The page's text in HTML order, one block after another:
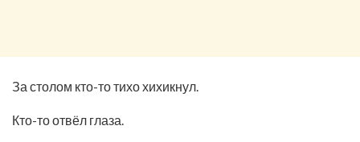
За столом кто-то тихо хихикнул.
Кто-то отвёл глаза.